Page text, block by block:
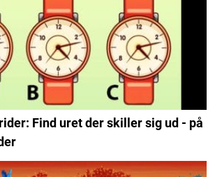
Find uret der skiller sig ud - på